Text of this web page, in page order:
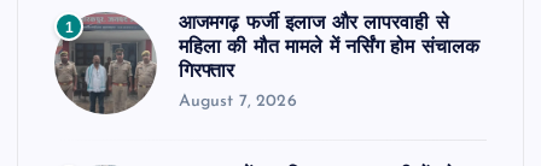
1
आजमगढ़ फर्जी इलाज और लापरवाही से
महिला की मौत मामले में नर्सिंग होम संचालक
गिरफ्तार
August 7, 2026